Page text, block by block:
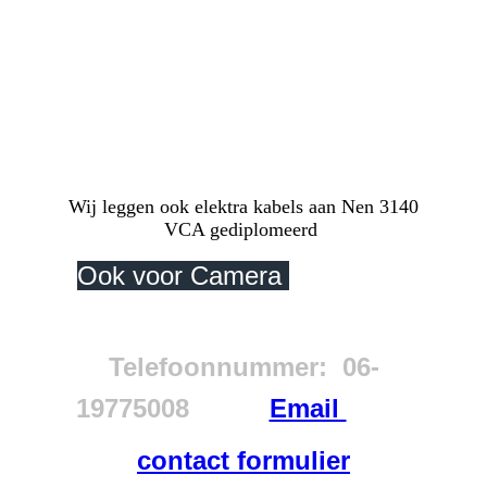
Wij leggen ook elektra kabels aan Nen 3140
VCA gediplomeerd
Ook voor Camera
Telefoonnummer: 06-
19775008
Email
contact formulier